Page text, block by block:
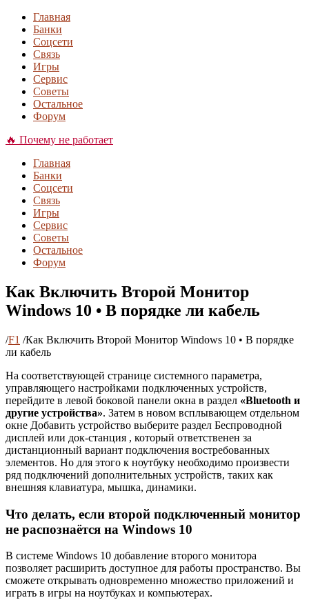
Главная
Банки
Соцсети
Связь
Игры
Сервис
Советы
Остальное
Форум
🔥 Почему не работает
Главная
Банки
Соцсети
Связь
Игры
Сервис
Советы
Остальное
Форум
Как Включить Второй Монитор
Windows 10 • В порядке ли кабель
/F1 /Как Включить Второй Монитор Windows 10 • В порядке
ли кабель
На соответствующей странице системного параметра,
управляющего настройками подключенных устройств,
перейдите в левой боковой панели окна в раздел «Bluetooth и
другие устройства». Затем в новом всплывающем отдельном
окне Добавить устройство выберите раздел Беспроводной
дисплей или док-станция , который ответственен за
дистанционный вариант подключения востребованных
элементов. Но для этого к ноутбуку необходимо произвести
ряд подключений дополнительных устройств, таких как
внешняя клавиатура, мышка, динамики.
Что делать, если второй подключенный монитор
не распознаётся на Windows 10
В системе Windows 10 добавление второго монитора
позволяет расширить доступное для работы пространство. Вы
сможете открывать одновременно множество приложений и
играть в игры на ноутбуках и компьютерах.